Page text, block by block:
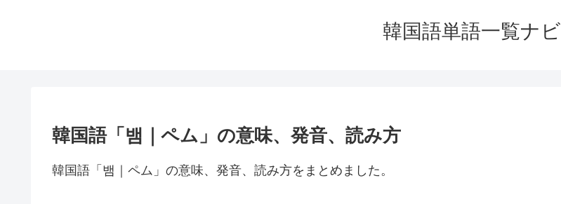
韓国語単語一覧ナビ
韓国語「뱀｜ペム」の意味、発音、読み方
韓国語「뱀｜ペム」の意味、発音、読み方をまとめました。